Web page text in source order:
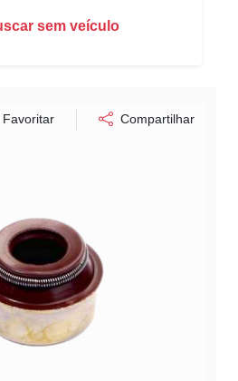
sem veículo
Favoritar Compartilhar